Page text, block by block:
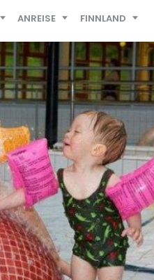
ANREISE FINNLAND